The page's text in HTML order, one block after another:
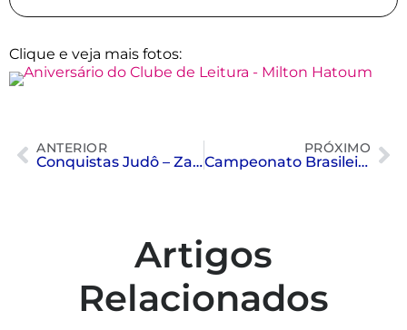
Clique e veja mais fotos:
ANTERIOR
Conquistas Judô – Zagreb e Budokan
PRÓXIMO
Campeonato Brasileiro Interclubes Infantil e Juvenil de Nado Sincronizado
Artigos
Relacionados